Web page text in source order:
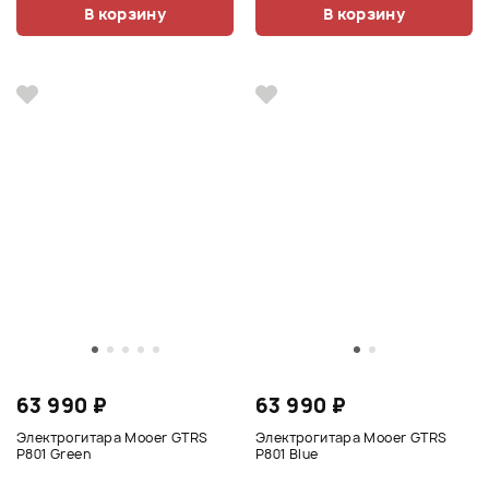
В корзину В корзину
63 990 ₽
Электрогитара Mooer GTRS
P801 Green
63 990 ₽
Электрогитара Mooer GTRS
P801 Blue